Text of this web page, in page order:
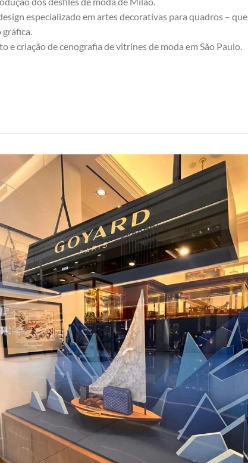
especializado em artes decorativas para quadros – que
e criação de cenografia de vitrines de moda em São Paulo.